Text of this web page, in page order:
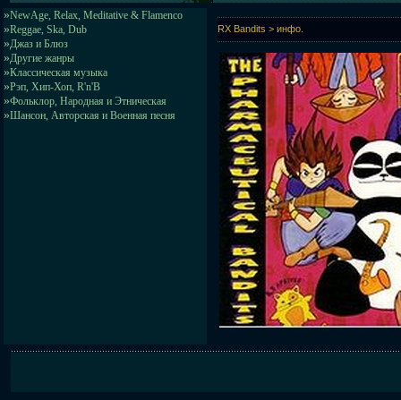
»NewAge, Relax, Meditative & Flamenco
»Reggae, Ska, Dub
»Джаз и Блюз
»Другие жанры
»Классическая музыка
»Рэп, Хип-Хоп, R'n'B
»Фольклор, Народная и Этническая
»Шансон, Авторская и Военная песня
RX Bandits > инфо.